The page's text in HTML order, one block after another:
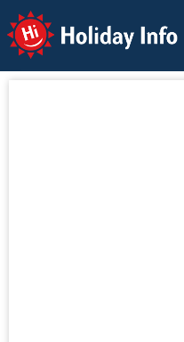
Holiday Info